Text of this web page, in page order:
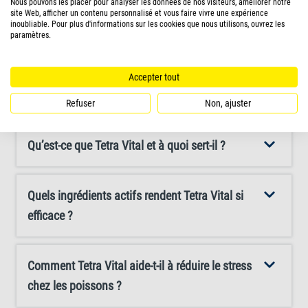
naturellement actives réduisent le stress et renforcent la
vitalité des poissons, ce qui les aide à rester actifs, en
croissance forte et saine, tandis que le panthénol
protège les muqueuses délicates des poissons et
renforce ainsi leurs défenses naturelles. La formule
soigneusement équilibrée de Tetra Vital inclut également
de l'iode, qui aide à préparer les poissons à la
ce qui le rend particulièrement précieux pour les
aquariophiles qui élèvent des espèces destinées à la
poissons restent dynamiques et en bonne santé. En
enrichissant l'eau avec ces nutriments essentiels, Tetra
Questions fréquemment posées
Qu’est-ce que Tetra Vital et à quoi sert-il ?
Quels ingrédients actifs rendent Tetra Vital si
efficace ?
Comment Tetra Vital aide-t-il à réduire le stress
chez les poissons ?
Nous pouvons les placer pour analyser les données de nos visiteurs, améliorer notre
site Web, afficher un contenu personnalisé et vous faire vivre une expérience
inoubliable. Pour plus d'informations sur les cookies que nous utilisons, ouvrez les
paramètres.
Accepter tout
Refuser Non, ajuster